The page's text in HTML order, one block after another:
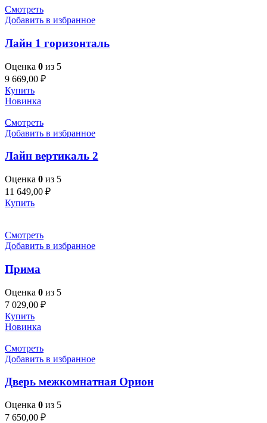
Смотреть
Добавить в избранное
Лайн 1 горизонталь
Оценка 0 из 5
9 669,00 ₽
Купить
Новинка
Смотреть
Добавить в избранное
Лайн вертикаль 2
Оценка 0 из 5
11 649,00 ₽
Купить
Смотреть
Добавить в избранное
Прима
Оценка 0 из 5
7 029,00 ₽
Купить
Новинка
Смотреть
Добавить в избранное
Дверь межкомнатная Орион
Оценка 0 из 5
7 650,00 ₽